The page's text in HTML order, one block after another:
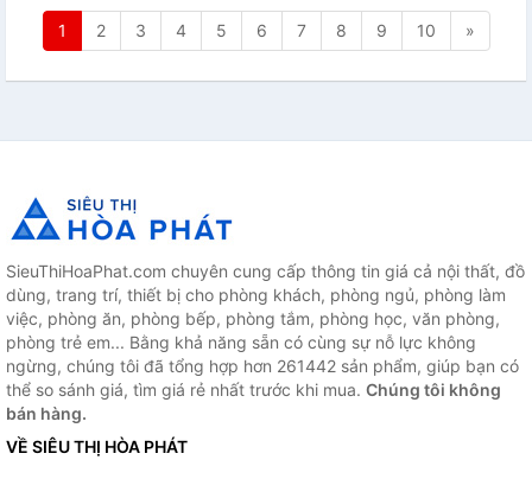
1 2 3 4 5 6 7 8 9 10 »
SieuThiHoaPhat.com chuyên cung cấp thông tin giá cả nội thất, đồ
dùng, trang trí, thiết bị cho phòng khách, phòng ngủ, phòng làm
việc, phòng ăn, phòng bếp, phòng tắm, phòng học, văn phòng,
phòng trẻ em... Bằng khả năng sẵn có cùng sự nỗ lực không
ngừng, chúng tôi đã tổng hợp hơn 261442 sản phẩm, giúp bạn có
thể so sánh giá, tìm giá rẻ nhất trước khi mua. Chúng tôi không
bán hàng.
VỀ SIÊU THỊ HÒA PHÁT